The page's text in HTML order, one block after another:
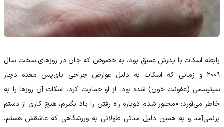
رابطه اسکات با پدرش عمیق بود، به خصوص که جان در روزهای سخت سال
۲۰۰۹ و زمانی که اسکات به دلیل عوارض جراحی بای‌پس معده دچار
سپتیسمی (عفونت خون) شده بود، از او حمایت کرد. اسکات آن روزها را به
خاطر می‌آورد: «مجبور شدم دوباره راه رفتن را یاد بگیرم، هیچ کاری از دستم
برنمی‌آمد و به همین دلیل مدتی طولانی به ورزشگاهی که عاشقش هستم،